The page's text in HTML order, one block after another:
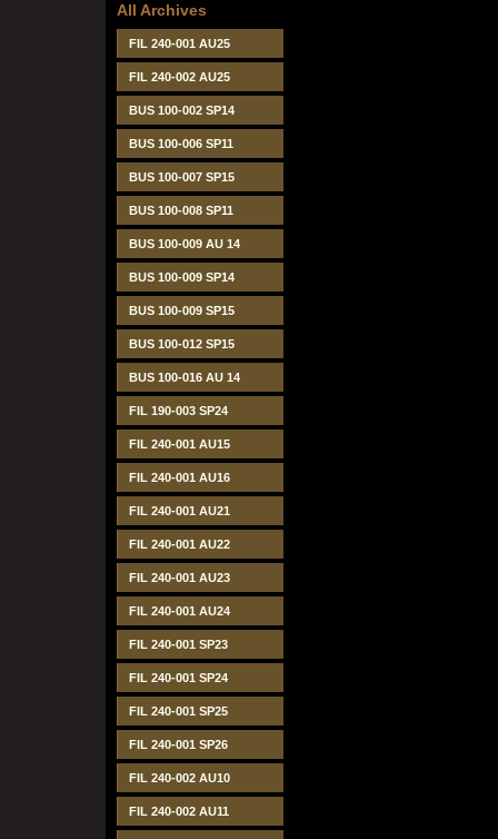
All Archives
FIL 240-001 AU25
FIL 240-002 AU25
BUS 100-002 SP14
BUS 100-006 SP11
BUS 100-007 SP15
BUS 100-008 SP11
BUS 100-009 AU 14
BUS 100-009 SP14
BUS 100-009 SP15
BUS 100-012 SP15
BUS 100-016 AU 14
FIL 190-003 SP24
FIL 240-001 AU15
FIL 240-001 AU16
FIL 240-001 AU21
FIL 240-001 AU22
FIL 240-001 AU23
FIL 240-001 AU24
FIL 240-001 SP23
FIL 240-001 SP24
FIL 240-001 SP25
FIL 240-001 SP26
FIL 240-002 AU10
FIL 240-002 AU11